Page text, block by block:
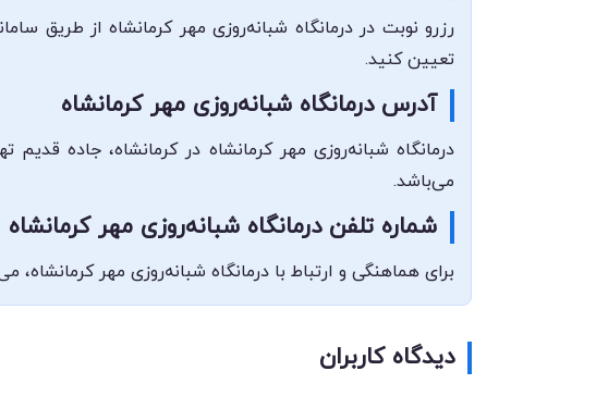
رزرو نوبت در درمانگاه شبانه‌روزی مهر کرمانشاه از طریق
تعیین کنید.
آدرس درمانگاه شبانه‌روزی مهر کرمانشاه
درمانگاه شبانه‌روزی مهر کرمانشاه در کرمانشاه، جاده
می‌باشد.
شماره تلفن درمانگاه شبانه‌روزی مهر کرمانشاه
برای هماهنگی و ارتباط با درمانگاه شبانه‌روزی مهر کرمانشاه، می‌توانید با شماره
دیدگاه کاربران